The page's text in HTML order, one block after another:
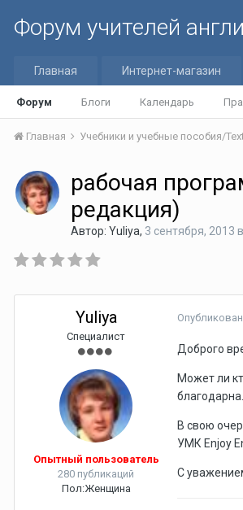
Форум учителей
Главная Интернет-магазин
Форум Блоги Календарь
Главная Учебники и учебные пособия/
рабочая
редакция)
Автор: Yuliya, 3 сентября, 2013 в
Yuliya
Специалист
Опытный пользователь
280 публикаций
Пол:Женщина
Доброго
Может ли
В свою
УМК Enjoy
С